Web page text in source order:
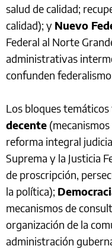
salud de calidad;
calidad); y Nuevo
Federal al Norte
administrativas
confunden
Los bloques
decente
reforma integral
Suprema y la Justicia
de proscripción,
la política);
mecanismos de
organización de la
administración